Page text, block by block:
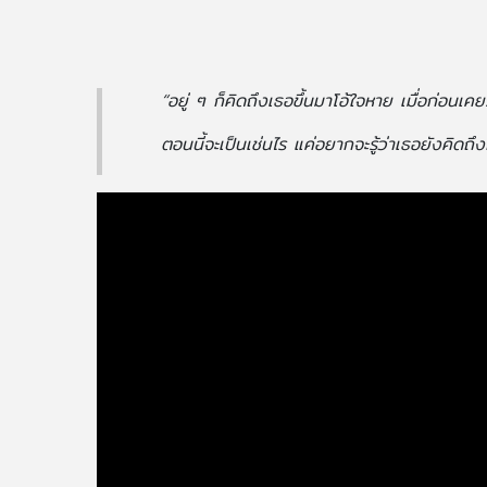
“อยู่ ๆ ก็คิดถึงเธอขึ้นมาโอ้ใจหาย เมื่อก่อนเค
ตอนนี้จะเป็นเช่นไร แค่อยากจะรู้ว่าเธอยังคิดถึ